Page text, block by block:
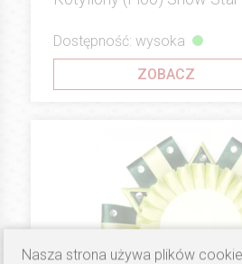
Dostępność: wysoka
ZOBACZ
Nasza strona używa plików